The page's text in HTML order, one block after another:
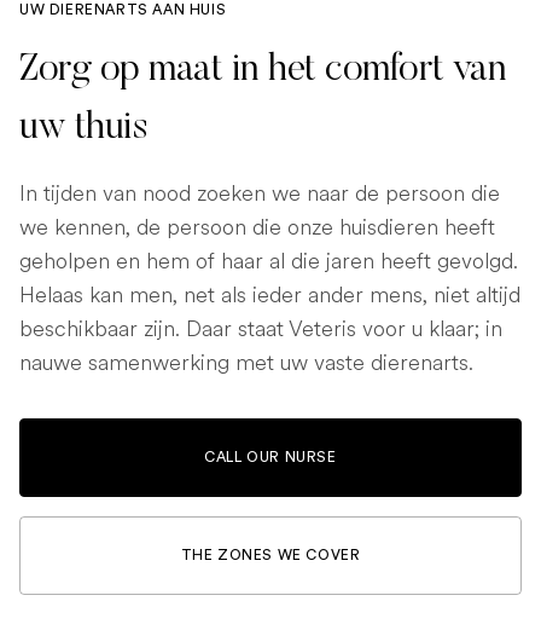
UW DIERENARTS AAN HUIS
Zorg op maat in het comfort van
uw thuis
In tijden van nood zoeken we naar de persoon die
we kennen, de persoon die onze huisdieren heeft
geholpen en hem of haar al die jaren heeft gevolgd.
Helaas kan men, net als ieder ander mens, niet altijd
beschikbaar zijn. Daar staat Veteris voor u klaar; in
nauwe samenwerking met uw vaste dierenarts.
CALL OUR NURSE
THE ZONES WE COVER